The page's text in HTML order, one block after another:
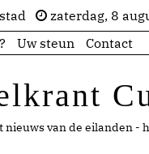
zaterdag, 8
Uw steun Contact
nieuws van de eilanden -